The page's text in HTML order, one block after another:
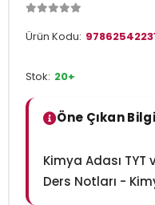
Ürün Kodu:
Stok: 20+
Öne Çıkan
Kimya Adası TYT
Ders Notları -